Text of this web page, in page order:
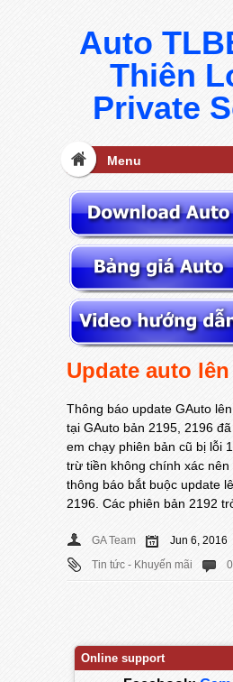
Auto
Thiên
Private
Menu
Update auto
Thông báo update GAuto
tại GAuto bản 2195, 2196
em chạy phiên bản cũ bị lỗi
trừ tiền không chính xác nên
thông báo bắt buộc update
2196. Các phiên bản 2192
GA Team
Jun 6, 2016
Tin tức - Khuyến mãi
Online support